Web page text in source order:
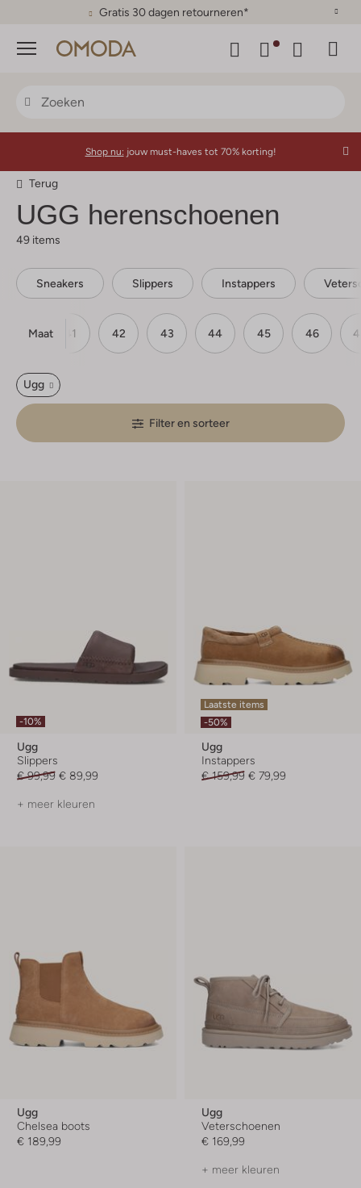
Gratis 30 dagen retourneren*
Menu
Shop nu: jouw must-haves tot 70% korting!
Terug
UGG herenschoenen
49 items
Sneakers Slippers Instappers
Maat 41 42 43 44 45 46
Ugg
Filter en sorteer
-10%
Ugg
Slippers
€ 99,99 € 89,99
+ meer kleuren
Laatste items
-50%
Ugg
Instappers
€ 159,99 € 79,99
Ugg
Chelsea boots
€ 189,99
Ugg
Veterschoenen
€ 169,99
+ meer kleuren